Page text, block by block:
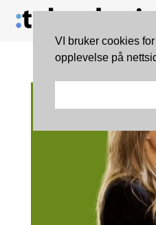
VI bruker cookies
opplevelse på